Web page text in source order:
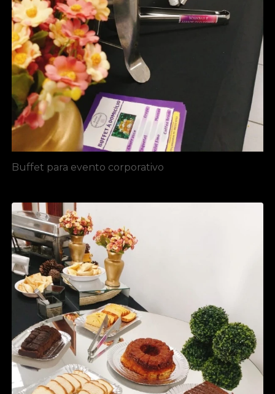
Buffet para evento corporativo